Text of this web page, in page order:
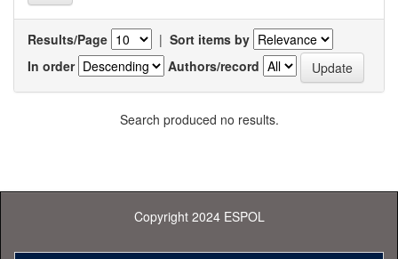
Results/Page | Sort items by
In order
Authors/record
Search produced no results.
Copyright 2024 ESPOL